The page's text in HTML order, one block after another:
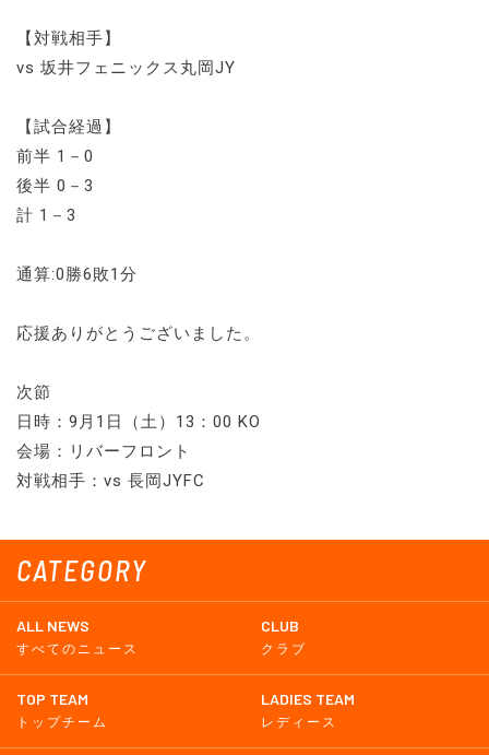
CATEGORY
ALL NEWS
すべてのニュース
CLUB
クラブ
TOP TEAM
トップチーム
LADIES TEAM
レディース
【対戦相手】
vs 坂井フェニックス丸岡JY
【試合経過】
前半 1－0
後半 0－3
計 1－3
通算:0勝6敗1分
応援ありがとうございました。
次節
日時：9月1日（土）13：00 KO
会場：リバーフロント
対戦相手：vs 長岡JYFC